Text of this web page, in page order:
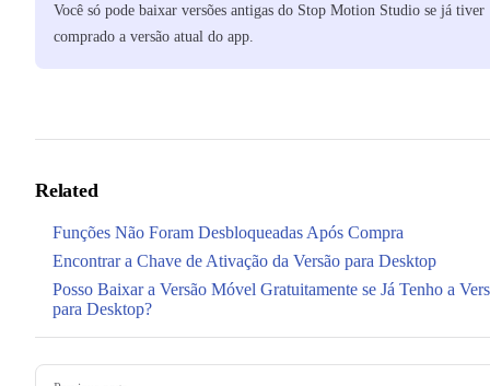
Você só pode baixar versões antigas do Stop Motion Studio se já tiver
comprado a versão atual do app.
Related
Funções Não Foram Desbloqueadas Após Compra
Encontrar a Chave de Ativação da Versão para Desktop
Posso Baixar a Versão Móvel Gratuitamente se Já Tenho a
para Desktop?
Pager